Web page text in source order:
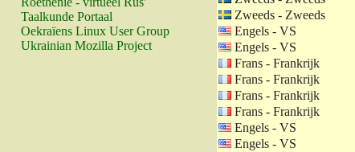
Taalkunde Portaal
Oekraïens Linux User Group
Ukrainian Mozilla Project
Zweeds - Zweeds
Engels - VS
Engels - VS
Frans - Frankrijk
Frans - Frankrijk
Frans - Frankrijk
Frans - Frankrijk
Engels - VS
Engels - VS